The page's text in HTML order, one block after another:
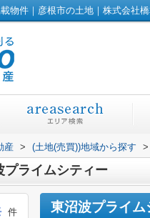
物件｜彦根市の土地｜株式会社
産 > (土地(売買))地域から探す >
プライムシティー
東沼波プライム
件